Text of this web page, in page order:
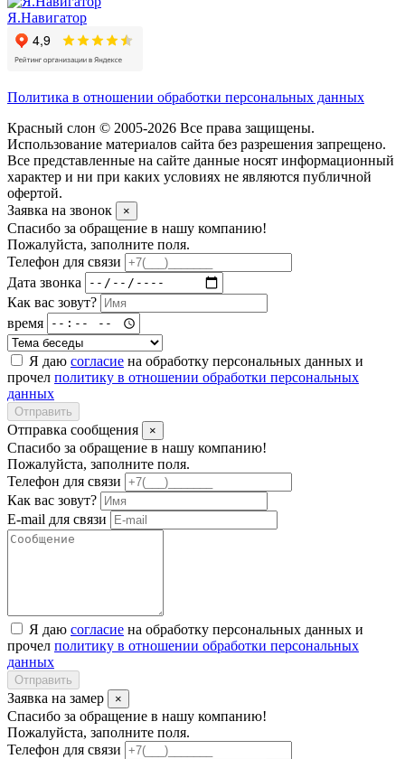
Я.Навигатор
Политика в отношении обработки персональных данных
Красный слон © 2005-2026 Все права защищены.
Использование материалов сайта без разрешения запрещено.
Все представленные на сайте данные носят информационный
характер и ни при каких условиях не являются публичной
офертой.
Заявка на звонок
×
Спасибо за обращение в нашу компанию!
Пожалуйста, заполните поля.
Телефон для связи
Дата звонка
Как вас зовут?
время
Я даю согласие на обработку персональных данных и
прочел политику в отношении обработки персональных
данных
Отправить
Отправка сообщения ×
Спасибо за обращение в нашу компанию!
Пожалуйста, заполните поля.
Телефон для связи
Как вас зовут?
E-mail для связи
Я даю согласие на обработку персональных данных и
прочел политику в отношении обработки персональных
данных
Отправить
Заявка на замер ×
Спасибо за обращение в нашу компанию!
Пожалуйста, заполните поля.
Телефон для связи